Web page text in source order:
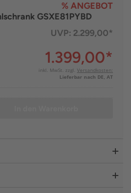
% ANGEBOT
GSXE81PYBD
UVP: 2.299,00*
1.399,00*
inkl. MwSt. zzgl. Versandkosten:
Lieferbar nach DE, AT